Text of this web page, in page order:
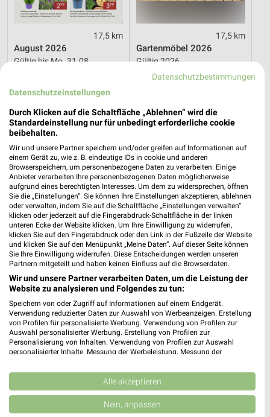
17,5 km
August 2026
Gültig bis Mo. 31.08.
17,5 km
Gartenmöbel 2026
Gültig 2026
ALLE PROSPEKTE
Prospekte und Angebote von Blumen-
Hoeren
Das aktuelle Prospekt von Blumen-Hoeren sowie aktuelle
Angebote und weitere Prospekte findest Du auf dieser Seite.
Aktuelles rund um das Thema Garten & Pflanzen. Mit weekli
hast Du alle Angebote und Schnäppchen von Blumen-Hoeren im
Blick. weekli stellt Dir dabei die Online-Prospekte und tolle
Angebote von Blumen-Hoeren immer aktuell zur Verfügung.
Prospekte bei Blumen-Hoeren
Top Städte
› Berlin
› Hamburg
›
› Frankfurt (Main)
›
› Wuppertal
› Bielefeld
›
› Münster
› Karlsruhe
Datenschutzbestimmungen
Datenschutzeinstellungen
Durch Klicken auf die Schaltfläche „Ablehnen“ wird die
Standardeinstellung nur für unbedingt erforderliche cookie
beibehalten.
Wir und unsere Partner speichern und/oder greifen auf Informationen auf
einem Gerät zu, wie z. B. eindeutige IDs in cookie und anderen
Browserspeichern, um personenbezogene Daten zu verarbeiten. Einige
Anbieter verarbeiten Ihre personenbezogenen Daten möglicherweise
aufgrund eines berechtigten Interesses. Um dem zu widersprechen, öffnen
Sie die „Einstellungen“. Sie können Ihre Einstellungen akzeptieren, ablehnen
oder verwalten, indem Sie auf die Schaltfläche „Einstellungen verwalten“
klicken oder jederzeit auf die Fingerabdruck-Schaltfläche in der linken
unteren Ecke der Website klicken. Um Ihre Einwilligung zu widerrufen,
klicken Sie auf den Fingerabdruck oder den Link in der Fußzeile der Website
und klicken Sie auf den Menüpunkt „Meine Daten“. Auf dieser Seite können
Sie Ihre Einwilligung widerrufen. Diese Entscheidungen werden unseren
Partnern mitgeteilt und haben keinen Einfluss auf die Browserdaten.
Wir und unsere Partner verarbeiten Daten, um die Leistung der
Website zu analysieren und Folgendes zu tun:
Speichern von oder Zugriff auf Informationen auf einem Endgerät.
Verwendung reduzierter Daten zur Auswahl von Werbeanzeigen. Erstellung
von Profilen für personalisierte Werbung. Verwendung von Profilen zur
Auswahl personalisierter Werbung. Erstellung von Profilen zur
Personalisierung von Inhalten. Verwendung von Profilen zur Auswahl
personalisierter Inhalte. Messung der Werbeleistung. Messung der
Kombinationen von Daten aus verschiedenen Quellen. Entwicklung und
Verbesserung der Angebote. Verwendung reduzierter Daten zur Auswahl
von Inhalten.
Daten können außerhalb der Europäischen Union weitergegeben und in die
Alle akzeptieren
Nein, anpassen